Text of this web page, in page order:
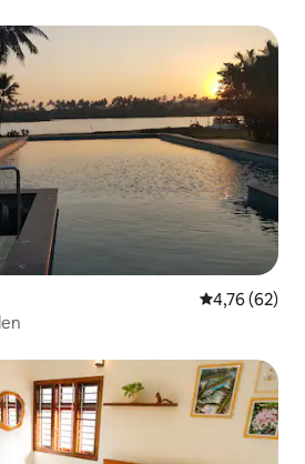
4,76 av 5 i
4,76 (62)